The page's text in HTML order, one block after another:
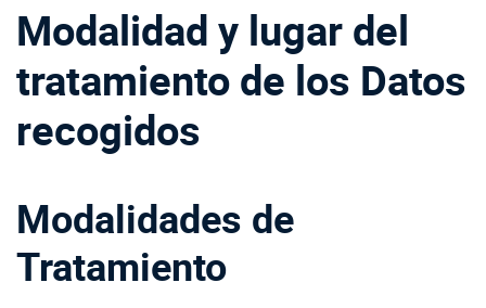
Modalidad y lugar del
tratamiento de los Datos
recogidos
Modalidades de
Tratamiento